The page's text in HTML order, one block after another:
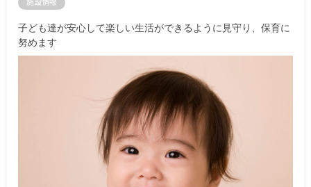
施設情報
子ども達が安心して楽しい生活ができるように見守り、保育に
努めます